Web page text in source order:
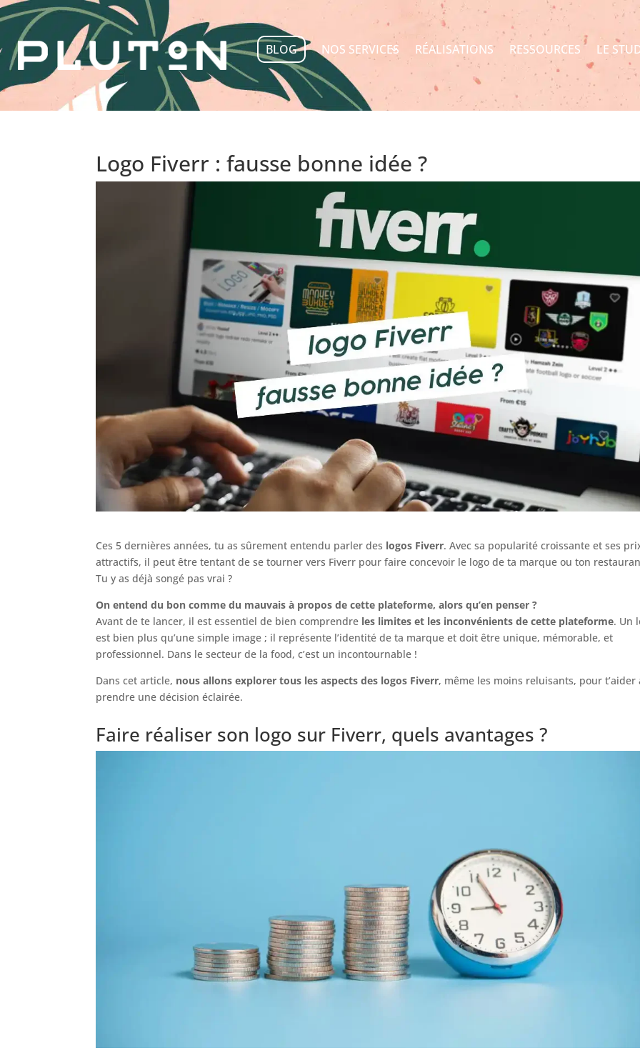
BLOG NOS SERVICES RÉALISATIONS RESSOURCES LE
Logo Fiverr : fausse bonne idée ?
Ces 5 dernières années, tu as sûrement entendu parler des logos Fiverr. Avec sa popularité croissante et ses
attractifs, il peut être tentant de se tourner vers Fiverr pour faire concevoir le logo de ta marque ou ton
Tu y as déjà songé pas vrai ?
On entend du bon comme du mauvais à propos de cette plateforme, alors qu’en penser ?
Avant de te lancer, il est essentiel de bien comprendre les limites et les inconvénients de cette plateforme. Un
est bien plus qu’une simple image ; il représente l’identité de ta marque et doit être unique, mémorable, et
professionnel. Dans le secteur de la food, c’est un incontournable !
Dans cet article, nous allons explorer tous les aspects des logos Fiverr, même les moins reluisants, pour t’aider
prendre une décision éclairée.
Faire réaliser son logo sur Fiverr, quels avantages ?